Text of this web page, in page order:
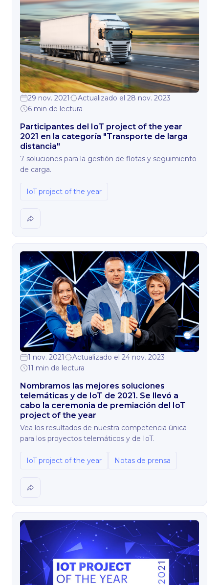
29 nov. 2021
Actualizado el 28 nov. 2023
6 min de lectura
Participantes del IoT project of the year
2021 en la categoría "Transporte de larga
distancia"
7 soluciones para la gestión de flotas y seguimiento
de carga.
IoT project of the year
1 nov. 2021
Actualizado el 24 nov. 2023
11 min de lectura
Nombramos las mejores soluciones
telemáticas y de IoT de 2021. Se llevó a
cabo la ceremonia de premiación del IoT
project of the year
Vea los resultados de nuestra competencia única
para los proyectos telemáticos y de IoT.
IoT project of the year Notas de prensa